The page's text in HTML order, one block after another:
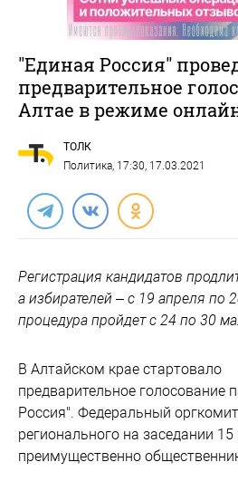
"Единая Россия"
предварительное
Алтае в режиме
ТОЛК
Политика, 17:30, 17.03.2021
Регистрация кандидатов
а избирателей – с 19 апреля по
процедура пройдет с 24 по 30
В Алтайском крае стартовало
предварительное голосование
Россия". Федеральный
регионального на заседании
преимущественно